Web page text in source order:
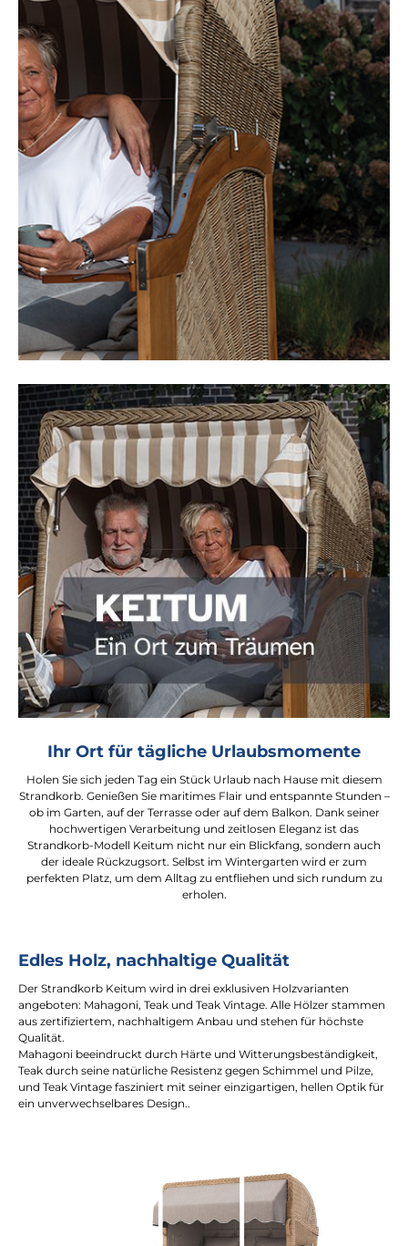
Ihr Ort für tägliche Urlaubsmomente
Holen Sie sich jeden Tag ein Stück Urlaub nach Hause mit diesem
Strandkorb. Genießen Sie maritimes Flair und entspannte Stunden –
ob im Garten, auf der Terrasse oder auf dem Balkon. Dank seiner
hochwertigen Verarbeitung und zeitlosen Eleganz ist das
Strandkorb-Modell Keitum nicht nur ein Blickfang, sondern auch
der ideale Rückzugsort. Selbst im Wintergarten wird er zum
perfekten Platz, um dem Alltag zu entfliehen und sich rundum zu
erholen.
Edles Holz, nachhaltige Qualität
Der Strandkorb Keitum wird in drei exklusiven Holzvarianten
angeboten: Mahagoni, Teak und Teak Vintage. Alle Hölzer stammen
aus zertifiziertem, nachhaltigem Anbau und stehen für höchste
Qualität.
Mahagoni beeindruckt durch Härte und Witterungsbeständigkeit,
Teak durch seine natürliche Resistenz gegen Schimmel und Pilze,
und Teak Vintage fasziniert mit seiner einzigartigen, hellen Optik für
ein unverwechselbares Design..